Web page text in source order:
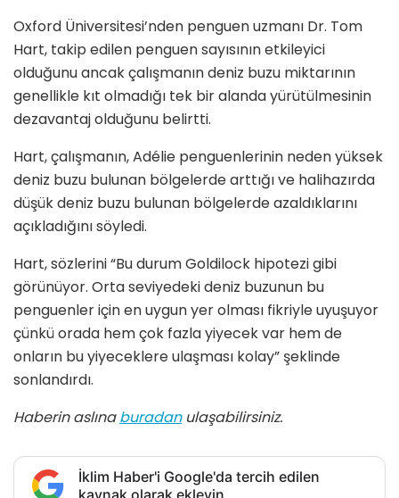
Oxford Üniversitesi’nden penguen uzmanı Dr. Tom
Hart, takip edilen penguen sayısının etkileyici
olduğunu ancak çalışmanın deniz buzu miktarının
genellikle kıt olmadığı tek bir alanda yürütülmesinin
dezavantaj olduğunu belirtti.
Hart, çalışmanın, Adélie penguenlerinin neden yüksek
deniz buzu bulunan bölgelerde arttığı ve halihazırda
düşük deniz buzu bulunan bölgelerde azaldıklarını
açıkladığını söyledi.
Hart, sözlerini “Bu durum Goldilock hipotezi gibi
görünüyor. Orta seviyedeki deniz buzunun bu
penguenler için en uygun yer olması fikriyle uyuşuyor
çünkü orada hem çok fazla yiyecek var hem de
onların bu yiyeceklere ulaşması kolay” şeklinde
sonlandırdı.
Haberin aslınaburadanulaşabilirsiniz.
İklim Haber'i Google'da tercih edilen
kaynak olarak ekleyin